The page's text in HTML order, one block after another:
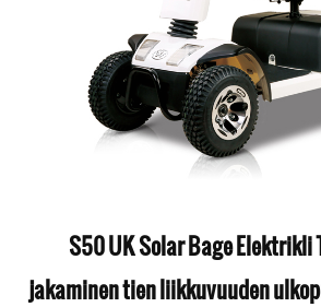
S50 UK Solar Bage Elektrikli
jakaminen tien liikkuvuuden